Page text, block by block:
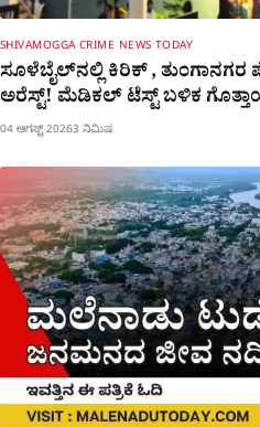
SHIVAMOGGA CRIME NEWS TODAY
ಸೂಳೆಬೈಲ್​ನಲ್ಲಿ ಕಿರಿಕ್​ ,
ಅರೆಸ್ಟ್! ಮೆಡಿಕಲ್ ಟೆಸ್ಟ್​ ಬಳಿಕ
04 ಆಗಸ್ಟ್ 20263 ನಿಮಿಷ